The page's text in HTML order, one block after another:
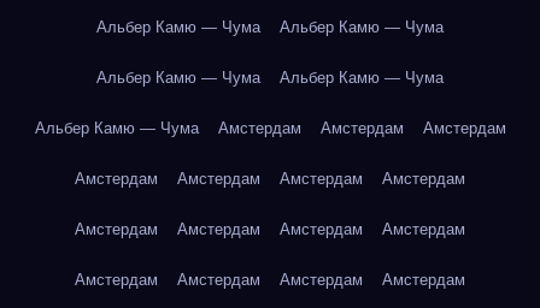
Альбер Камю — Чума Альбер Камю — Чума
Альбер Камю — Чума Альбер Камю — Чума
Альбер Камю — Чума Амстердам Амстердам Амстердам
Амстердам Амстердам Амстердам Амстердам
Амстердам Амстердам Амстердам Амстердам
Амстердам Амстердам Амстердам Амстердам